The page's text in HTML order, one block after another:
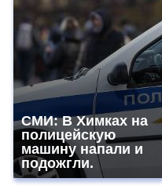
СМИ: В Химках на
полицейскую
машину напали и
подожгли.